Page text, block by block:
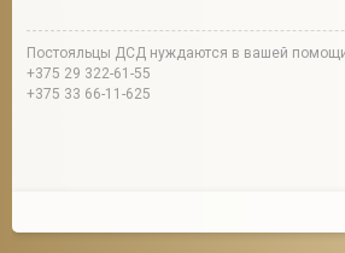
Постояльцы ДСД нуждаются в вашей
+375 29 322-61-55
+375 33 66-11-625